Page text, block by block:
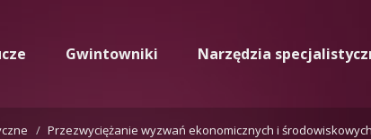
Gwintowniki Narzędzia
Przezwyciężanie wyzwań ekonomicznych i